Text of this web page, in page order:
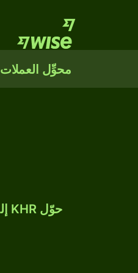
محوِّل العملات